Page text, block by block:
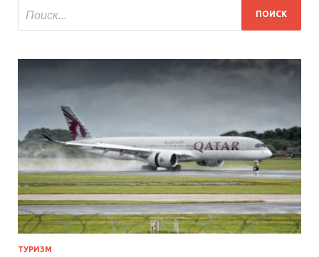
ТУРИЗМ